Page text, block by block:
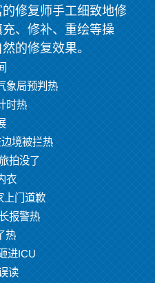
修复师手工细致地修
、修补、重绘等操
的修复效果。
象局预判热
时热
境被拦热
拍没了
衣
上门道歉
报警热
热
进ICU
读